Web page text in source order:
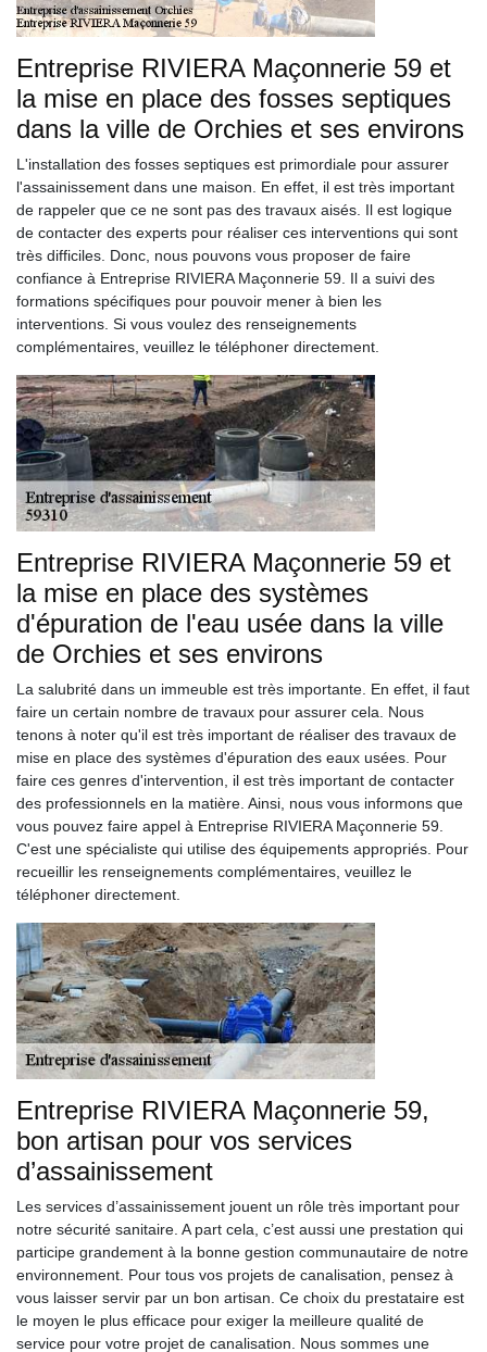
Entreprise RIVIERA Maçonnerie 59 et
la mise en place des fosses septiques
dans la ville de Orchies et ses environs
L'installation des fosses septiques est primordiale pour assurer
l'assainissement dans une maison. En effet, il est très important
de rappeler que ce ne sont pas des travaux aisés. Il est logique
de contacter des experts pour réaliser ces interventions qui sont
très difficiles. Donc, nous pouvons vous proposer de faire
confiance à Entreprise RIVIERA Maçonnerie 59. Il a suivi des
formations spécifiques pour pouvoir mener à bien les
interventions. Si vous voulez des renseignements
complémentaires, veuillez le téléphoner directement.
Entreprise RIVIERA Maçonnerie 59 et
la mise en place des systèmes
d'épuration de l'eau usée dans la ville
de Orchies et ses environs
La salubrité dans un immeuble est très importante. En effet, il faut
faire un certain nombre de travaux pour assurer cela. Nous
tenons à noter qu'il est très important de réaliser des travaux de
mise en place des systèmes d'épuration des eaux usées. Pour
faire ces genres d'intervention, il est très important de contacter
des professionnels en la matière. Ainsi, nous vous informons que
vous pouvez faire appel à Entreprise RIVIERA Maçonnerie 59.
C'est une spécialiste qui utilise des équipements appropriés. Pour
recueillir les renseignements complémentaires, veuillez le
téléphoner directement.
Entreprise RIVIERA Maçonnerie 59,
bon artisan pour vos services
d’assainissement
Les services d’assainissement jouent un rôle très important pour
notre sécurité sanitaire. A part cela, c’est aussi une prestation qui
participe grandement à la bonne gestion communautaire de notre
environnement. Pour tous vos projets de canalisation, pensez à
vous laisser servir par un bon artisan. Ce choix du prestataire est
le moyen le plus efficace pour exiger la meilleure qualité de
service pour votre projet de canalisation. Nous sommes une